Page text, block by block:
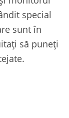
special
sunt în
să puneți